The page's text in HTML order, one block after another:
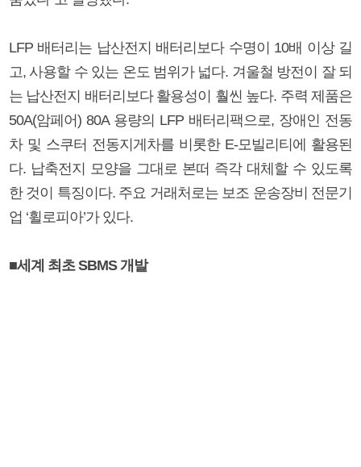
LFP 배터리는 납산전지 배터리보다 수명이 10배 이상 길
고, 사용할 수 있는 온도 범위가 넓다. 겨울철 방전이 잘 되
는 납산전지 배터리보다 활용성이 훨씬 높다. 주력 제품은
50A(암페어) 80A 용량의 LFP 배터리팩으로, 장애인 전동
차 및 스쿠터 전동지게차를 비롯한 E-모빌리티에 활용된
다. 납축전지 모양을 그대로 본떠 즉각 대체할 수 있도록
한 것이 특징이다. 주요 거래처로는 보조 운송장비 전문기
업 ‘휠로피아’가 있다.
■세계 최초 SBMS 개발